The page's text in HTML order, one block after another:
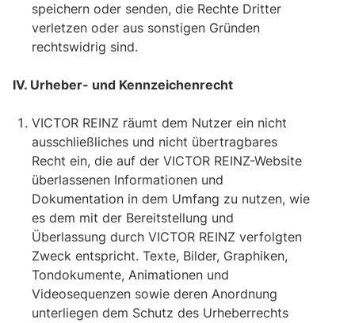
speichern oder senden, die Rechte Dritter
verletzen oder aus sonstigen Gründen
rechtswidrig sind.
IV. Urheber- und Kennzeichenrecht
VICTOR REINZ räumt dem Nutzer ein nicht
ausschließliches und nicht übertragbares
Recht ein, die auf der VICTOR REINZ-Website
überlassenen Informationen und
Dokumentation in dem Umfang zu nutzen, wie
es dem mit der Bereitstellung und
Überlassung durch VICTOR REINZ verfolgten
Zweck entspricht. Texte, Bilder, Graphiken,
Tondokumente, Animationen und
Videosequenzen sowie deren Anordnung
unterliegen dem Schutz des Urheberrechts